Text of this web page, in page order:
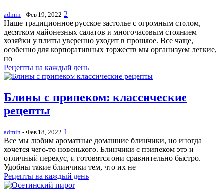
admin - Фев 19, 2022 2
Наше традиционное русское застолье с огромным столом,
десятком майонезных салатов и многочасовым стоянием
хозяйки у плиты уверенно уходит в прошлое. Все чаще,
особенно для корпоративных торжеств мы организуем легкие,
но
Рецепты на каждый день
Блины с припеком: классические
рецепты
admin - Фев 18, 2022 1
Все мы любим ароматные домашние блинчики, но иногда
хочется чего-то новенького. Блинчики с припеком это и
отличный перекус, и готовятся они сравнительно быстро.
Удобны такие блинчики тем, что их не
Рецепты на каждый день